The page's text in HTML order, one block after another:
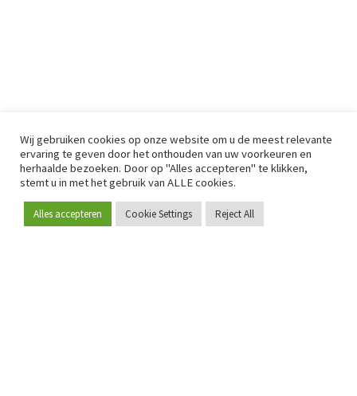
Word lid
Wij gebruiken cookies op onze website om u de meest relevante
ervaring te geven door het onthouden van uw voorkeuren en
herhaalde bezoeken. Door op "Alles accepteren" te klikken,
stemt u in met het gebruik van ALLE cookies.
Alles accepteren Cookie Settings Reject All